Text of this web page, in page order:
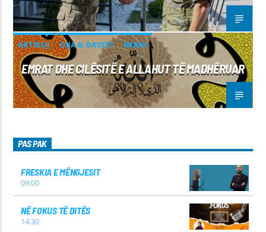
ARTIKUJ DIJA & DAVETI IMANI
EMRAT DHE CILËSITË E ALLAHUT TË MADHËRUAR
PAS PAK
FRESKIA E MËNGJESIT
09:00
NË FOKUS TË DITËS
14:30